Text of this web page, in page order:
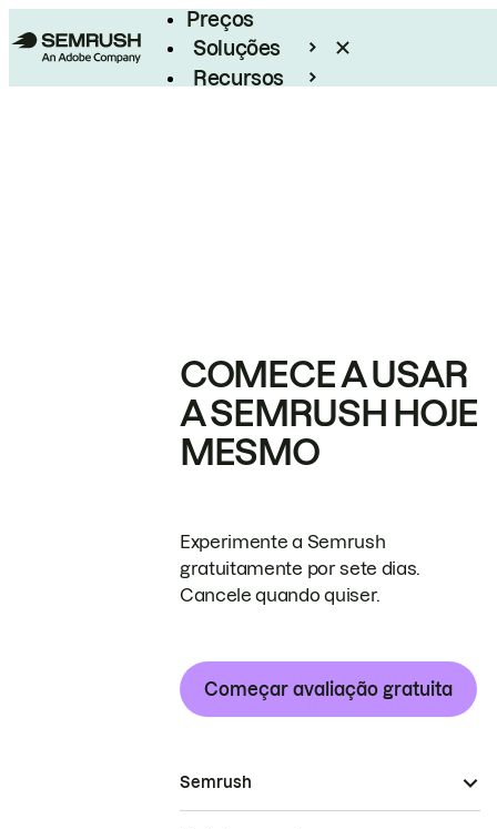
Preços
Soluções
Recursos
COMECE A USAR
A SEMRUSH HOJE
MESMO
Experimente a Semrush
gratuitamente por sete dias.
Cancele quando quiser.
Começar avaliação gratuita
Semrush